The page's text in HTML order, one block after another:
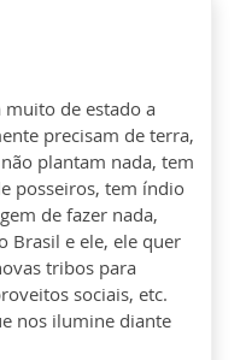
muito de estado a
precisam de terra,
plantam nada, tem
posseiros, tem índio
de fazer nada,
Brasil e ele, ele quer
tribos para
sociais, etc.
nos ilumine diante